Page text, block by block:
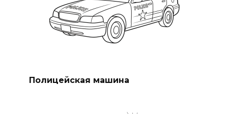
Полицейская машина